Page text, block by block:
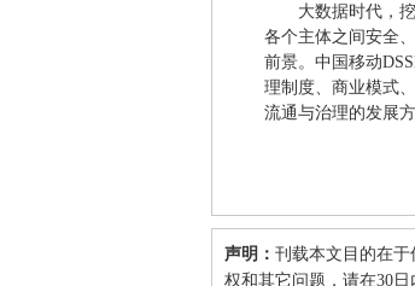
大数据时代，
各个主体之间安全
前景。中国移动
理制度、商业模式
流通与治理的发展方
声明： 刊载本文目的在
权和其它问题，请在30